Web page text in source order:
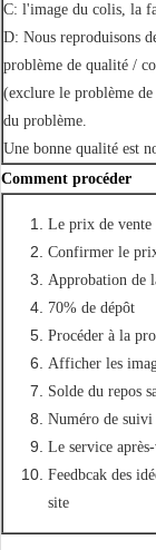
C: l'image du colis, la
D: Nous reproduisons
problème de qualité /
(exclure le problème
du problème.
Une bonne qualité est
Comment procéder
Le prix de vente
Confirmer le
Approbation de
70% de dépôt
Procéder à la
Afficher les
Solde du repos
Numéro de
Le service
Feedbcak des
site